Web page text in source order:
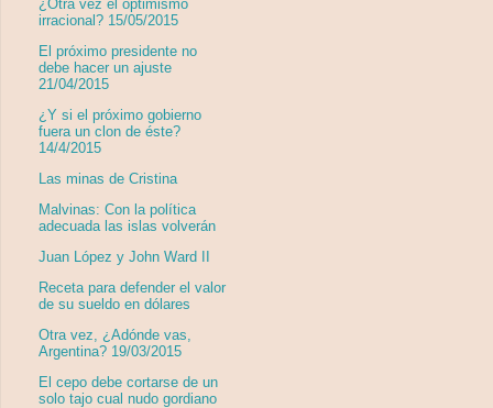
¿Otra vez el optimismo
irracional? 15/05/2015
El próximo presidente no
debe hacer un ajuste
21/04/2015
¿Y si el próximo gobierno
fuera un clon de éste?
14/4/2015
Las minas de Cristina
Malvinas: Con la política
adecuada las islas volverán
Juan López y John Ward II
Receta para defender el valor
de su sueldo en dólares
Otra vez, ¿Adónde vas,
Argentina? 19/03/2015
El cepo debe cortarse de un
solo tajo cual nudo gordiano